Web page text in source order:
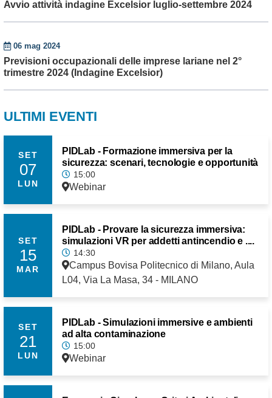
Avvio attività indagine Excelsior luglio-settembre 2024
06 mag 2024
Previsioni occupazionali delle imprese lariane nel 2°
trimestre 2024 (Indagine Excelsior)
ULTIMI EVENTI
SET
07
LUN
PIDLab - Formazione immersiva per la
sicurezza: scenari, tecnologie e opportunità
15:00
Webinar
SET
15
MAR
PIDLab - Provare la sicurezza immersiva:
simulazioni VR per addetti antincendio e ....
14:30
Campus Bovisa Politecnico di Milano, Aula
L04, Via La Masa, 34 - MILANO
SET
21
LUN
PIDLab - Simulazioni immersive e ambienti
ad alta contaminazione
15:00
Webinar